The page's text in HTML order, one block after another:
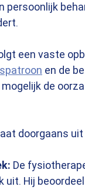
persoonlijk
een vaste
en de
de
doorgaans
De
uit. Hij